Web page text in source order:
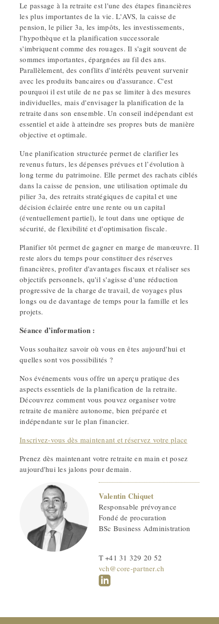
Le passage à la retraite est l'une des étapes financières
les plus importantes de la vie. L'AVS, la caisse de
pension, le pilier 3a, les impôts, les investissements,
l'hypothèque et la planification successorale
s'imbriquent comme des rouages. Il s'agit souvent de
sommes importantes, épargnées au fil des ans.
Parallèlement, des conflits d'intérêts peuvent survenir
avec les produits bancaires ou d'assurance. C'est
pourquoi il est utile de ne pas se limiter à des mesures
individuelles, mais d'envisager la planification de la
retraite dans son ensemble. Un conseil indépendant est
essentiel et aide à atteindre ses propres buts de manière
objective et optimale.
Une planification structurée permet de clarifier les
revenus futurs, les dépenses prévues et l’évolution à
long terme du patrimoine. Elle permet des rachats ciblés
dans la caisse de pension, une utilisation optimale du
pilier 3a, des retraits stratégiques de capital et une
décision éclairée entre une rente ou un capital
(éventuellement partiel), le tout dans une optique de
sécurité, de flexibilité et d'optimisation fiscale.
Planifier tôt permet de gagner en marge de manœuvre. Il
reste alors du temps pour constituer des réserves
financières, profiter d'avantages fiscaux et réaliser ses
objectifs personnels, qu'il s'agisse d'une réduction
progressive de la charge de travail, de voyages plus
longs ou de davantage de temps pour la famille et les
projets.
Séance d’information :
Vous souhaitez savoir où vous en êtes aujourd'hui et
quelles sont vos possibilités ?
Nos événements vous offre un aperçu pratique des
aspects essentiels de la planification de la retraite.
Découvrez comment vous pouvez organiser votre
retraite de manière autonome, bien préparée et
indépendante sur le plan financier.
Inscrivez-vous dès maintenant et réservez votre place
Prenez dès maintenant votre retraite en main et posez
aujourd'hui les jalons pour demain.
Valentin Chiquet
Responsable prévoyance
Fondé de procuration
BSc Business Administration
T +41 31 329 20 52
vch@core-partner.ch